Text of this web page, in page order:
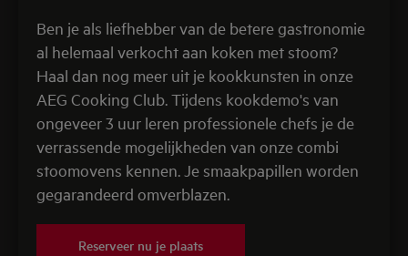
Ben je als liefhebber van de betere gastronomie
al helemaal verkocht aan koken met stoom?
Haal dan nog meer uit je kookkunsten in onze
AEG Cooking Club. Tijdens kookdemo's van
ongeveer 3 uur leren professionele chefs je de
verrassende mogelijkheden van onze combi
stoomovens kennen. Je smaakpapillen worden
gegarandeerd omverblazen.
Reserveer nu je plaats